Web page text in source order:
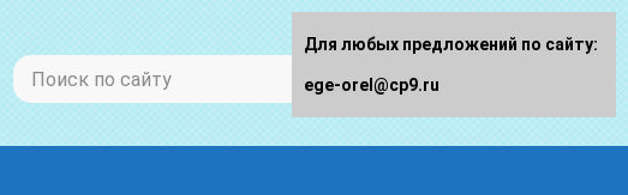
Для любых предложений по сайту:
ege-orel@cp9.ru